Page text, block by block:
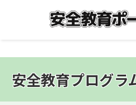
安全教育プログラ